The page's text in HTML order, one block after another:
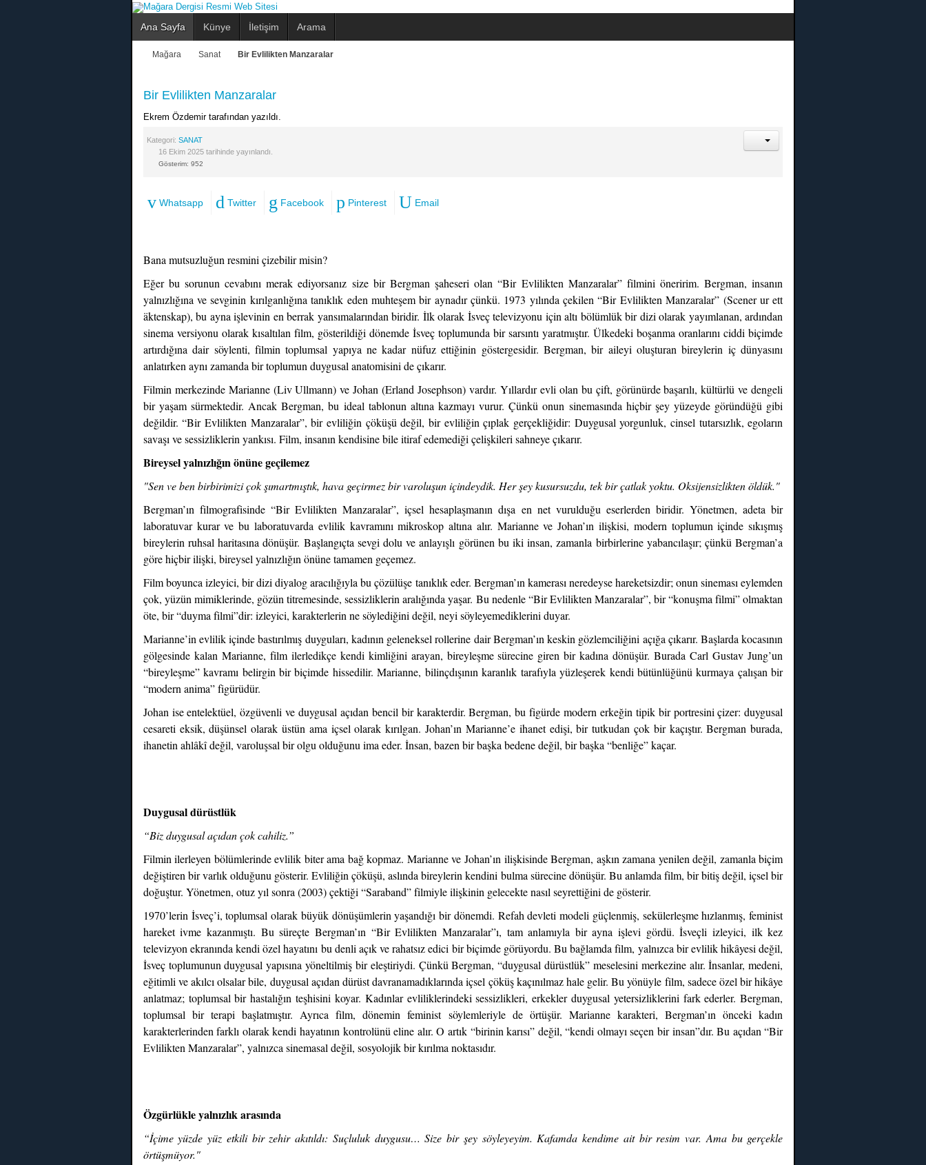
Ana Sayfa Künye İletişim Arama
Mağara Sanat Bir Evlilikten Manzaralar
Bir Evlilikten Manzaralar
Ekrem Özdemir tarafından yazıldı.
Kategori: SANAT
16 Ekim 2025 tarihinde yayınlandı.
Gösterim: 952
Whatsapp Twitter Facebook Pinterest Email
Bana mutsuzluğun resmini çizebilir misin?
Eğer bu sorunun cevabını merak ediyorsanız size bir Bergman şaheseri olan “Bir Evlilikten Manzaralar” filmini öneririm. Bergman, insanın
yalnızlığına ve sevginin kırılganlığına tanıklık eden muhteşem bir aynadır çünkü. 1973 yılında çekilen “Bir Evlilikten Manzaralar” (Scener ur ett
äktenskap), bu ayna işlevinin en berrak yansımalarından biridir. İlk olarak İsveç televizyonu için altı bölümlük bir dizi olarak yayımlanan, ardından
sinema versiyonu olarak kısaltılan film, gösterildiği dönemde İsveç toplumunda bir sarsıntı yaratmıştır. Ülkedeki boşanma oranlarını ciddi biçimde
artırdığına dair söylenti, filmin toplumsal yapıya ne kadar nüfuz ettiğinin göstergesidir. Bergman, bir aileyi oluşturan bireylerin iç dünyasını
anlatırken aynı zamanda bir toplumun duygusal anatomisini de çıkarır.
Filmin merkezinde Marianne (Liv Ullmann) ve Johan (Erland Josephson) vardır. Yıllardır evli olan bu çift, görünürde başarılı, kültürlü ve dengeli
bir yaşam sürmektedir. Ancak Bergman, bu ideal tablonun altına kazmayı vurur. Çünkü onun sinemasında hiçbir şey yüzeyde göründüğü gibi
değildir. “Bir Evlilikten Manzaralar”, bir evliliğin çöküşü değil, bir evliliğin çıplak gerçekliğidir: Duygusal yorgunluk, cinsel tutarsızlık, egoların
savaşı ve sessizliklerin yankısı. Film, insanın kendisine bile itiraf edemediği çelişkileri sahneye çıkarır.
Bireysel yalnızlığın önüne geçilemez
"Sen ve ben birbirimizi çok şımartmıştık, hava geçirmez bir varoluşun içindeydik. Her şey kusursuzdu, tek bir çatlak yoktu. Oksijensizlikten öldük."
Bergman’ın filmografisinde “Bir Evlilikten Manzaralar”, içsel hesaplaşmanın dışa en net vurulduğu eserlerden biridir. Yönetmen, adeta bir
laboratuvar kurar ve bu laboratuvarda evlilik kavramını mikroskop altına alır. Marianne ve Johan’ın ilişkisi, modern toplumun içinde sıkışmış
bireylerin ruhsal haritasına dönüşür. Başlangıçta sevgi dolu ve anlayışlı görünen bu iki insan, zamanla birbirlerine yabancılaşır; çünkü Bergman’a
göre hiçbir ilişki, bireysel yalnızlığın önüne tamamen geçemez.
Film boyunca izleyici, bir dizi diyalog aracılığıyla bu çözülüşe tanıklık eder. Bergman’ın kamerası neredeyse hareketsizdir; onun sineması eylemden
çok, yüzün mimiklerinde, gözün titremesinde, sessizliklerin aralığında yaşar. Bu nedenle “Bir Evlilikten Manzaralar”, bir “konuşma filmi” olmaktan
öte, bir “duyma filmi”dir: izleyici, karakterlerin ne söylediğini değil, neyi söyleyemediklerini duyar.
Marianne’in evlilik içinde bastırılmış duyguları, kadının geleneksel rollerine dair Bergman’ın keskin gözlemciliğini açığa çıkarır. Başlarda kocasının
gölgesinde kalan Marianne, film ilerledikçe kendi kimliğini arayan, bireyleşme sürecine giren bir kadına dönüşür. Burada Carl Gustav Jung’un
“bireyleşme” kavramı belirgin bir biçimde hissedilir. Marianne, bilinçdışının karanlık tarafıyla yüzleşerek kendi bütünlüğünü kurmaya çalışan bir
“modern anima” figürüdür.
Johan ise entelektüel, özgüvenli ve duygusal açıdan bencil bir karakterdir. Bergman, bu figürde modern erkeğin tipik bir portresini çizer: duygusal
cesareti eksik, düşünsel olarak üstün ama içsel olarak kırılgan. Johan’ın Marianne’e ihanet edişi, bir tutkudan çok bir kaçıştır. Bergman burada,
ihanetin ahlâkî değil, varoluşsal bir olgu olduğunu ima eder. İnsan, bazen bir başka bedene değil, bir başka “benliğe” kaçar.
Duygusal dürüstlük
“Biz duygusal açıdan çok cahiliz.”
Filmin ilerleyen bölümlerinde evlilik biter ama bağ kopmaz. Marianne ve Johan’ın ilişkisinde Bergman, aşkın zamana yenilen değil, zamanla biçim
değiştiren bir varlık olduğunu gösterir. Evliliğin çöküşü, aslında bireylerin kendini bulma sürecine dönüşür. Bu anlamda film, bir bitiş değil, içsel bir
doğuştur. Yönetmen, otuz yıl sonra (2003) çektiği “Saraband” filmiyle ilişkinin gelecekte nasıl seyrettiğini de gösterir.
1970’lerin İsveç’i, toplumsal olarak büyük dönüşümlerin yaşandığı bir dönemdi. Refah devleti modeli güçlenmiş, sekülerleşme hızlanmış, feminist
hareket ivme kazanmıştı. Bu süreçte Bergman’ın “Bir Evlilikten Manzaralar”ı, tam anlamıyla bir ayna işlevi gördü. İsveçli izleyici, ilk kez
televizyon ekranında kendi özel hayatını bu denli açık ve rahatsız edici bir biçimde görüyordu. Bu bağlamda film, yalnızca bir evlilik hikâyesi değil,
İsveç toplumunun duygusal yapısına yöneltilmiş bir eleştiriydi. Çünkü Bergman, “duygusal dürüstlük” meselesini merkezine alır. İnsanlar, medeni,
eğitimli ve akılcı olsalar bile, duygusal açıdan dürüst davranamadıklarında içsel çöküş kaçınılmaz hale gelir. Bu yönüyle film, sadece özel bir hikâye
anlatmaz; toplumsal bir hastalığın teşhisini koyar. Kadınlar evliliklerindeki sessizlikleri, erkekler duygusal yetersizliklerini fark ederler. Bergman,
toplumsal bir terapi başlatmıştır. Ayrıca film, dönemin feminist söylemleriyle de örtüşür. Marianne karakteri, Bergman’ın önceki kadın
karakterlerinden farklı olarak kendi hayatının kontrolünü eline alır. O artık “birinin karısı” değil, “kendi olmayı seçen bir insan”dır. Bu açıdan “Bir
Evlilikten Manzaralar”, yalnızca sinemasal değil, sosyolojik bir kırılma noktasıdır.
Özgürlükle yalnızlık arasında
“İçime yüzde yüz etkili bir zehir akıtıldı: Suçluluk duygusu… Size bir şey söyleyeyim. Kafamda kendime ait bir resim var. Ama bu gerçekle
örtüşmüyor."